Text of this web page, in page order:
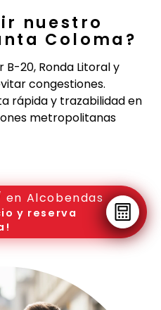
nuestro
Coloma?
20, Ronda Litoral y
congestiones.
rápida y trazabilidad en
metropolitanas
Alcobendas
y reserva